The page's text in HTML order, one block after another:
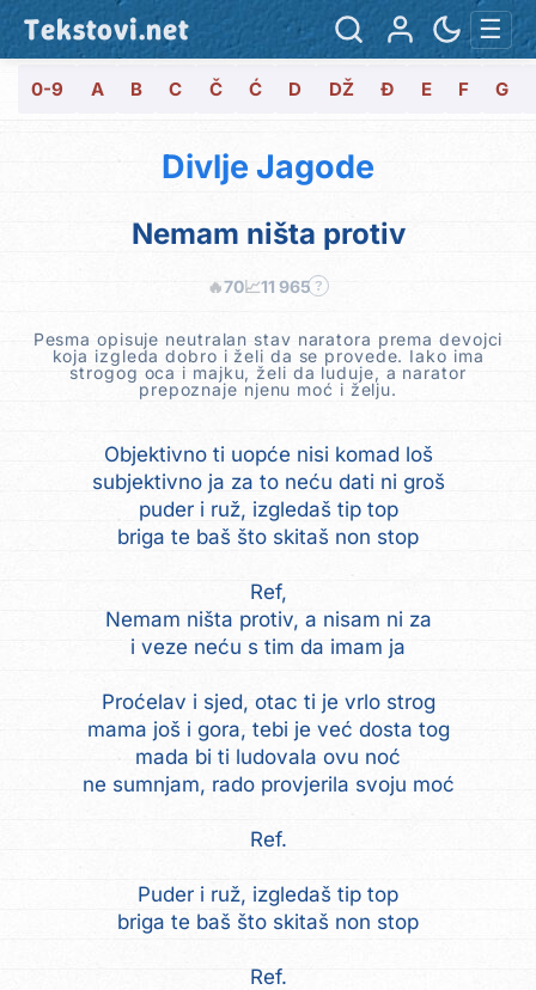
Tekstovi.net ☰
0-9 A B C Č Ć D DŽ Đ E F G
Divlje Jagode
Nemam ništa protiv
🔥70📈11 965 ?
Pesma opisuje neutralan stav naratora prema devojci
koja izgleda dobro i želi da se provede. Iako ima
strogog oca i majku, želi da luduje, a narator
prepoznaje njenu moć i želju.
Objektivno ti uopće nisi komad loš
subjektivno ja za to neću dati ni groš
puder i ruž, izgledaš tip top
briga te baš što skitaš non stop
Ref,
Nemam ništa protiv, a nisam ni za
i veze neću s tim da imam ja
Proćelav i sjed, otac ti je vrlo strog
mama još i gora, tebi je već dosta tog
mada bi ti ludovala ovu noć
ne sumnjam, rado provjerila svoju moć
Ref.
Puder i ruž, izgledaš tip top
briga te baš što skitaš non stop
Ref.